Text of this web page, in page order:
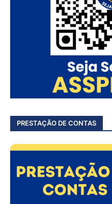
PRESTAÇÃO DE CONTAS